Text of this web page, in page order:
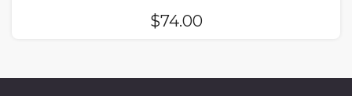
$74.00